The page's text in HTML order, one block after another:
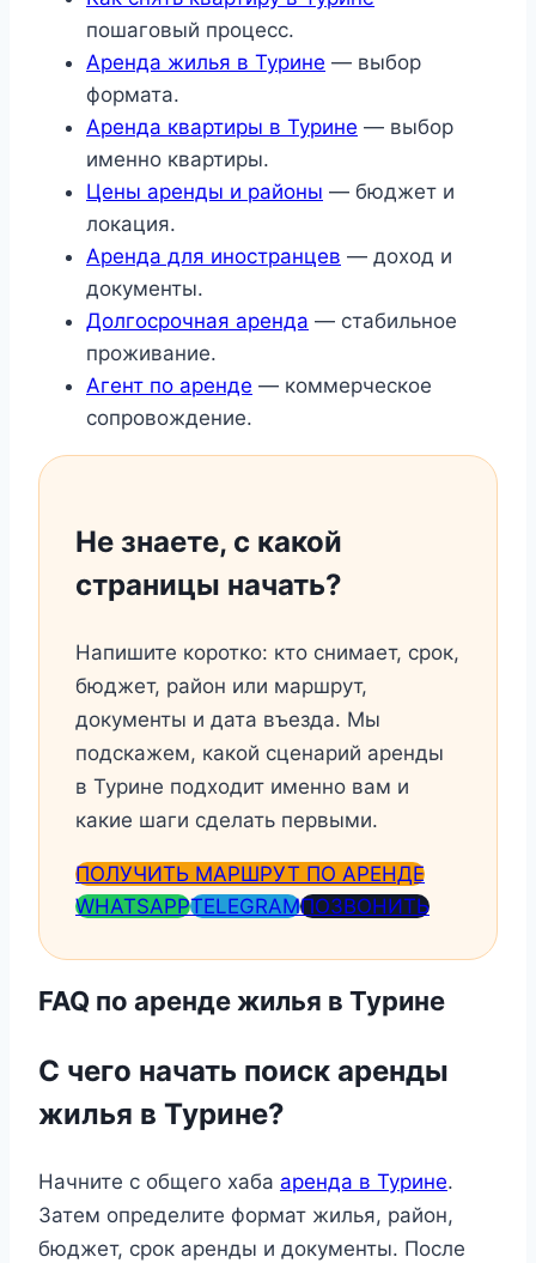
пошаговый процесс.
Аренда жилья в Турине — выбор
формата.
Аренда квартиры в Турине — выбор
именно квартиры.
Цены аренды и районы — бюджет и
локация.
Аренда для иностранцев — доход и
документы.
Долгосрочная аренда — стабильное
проживание.
Агент по аренде — коммерческое
сопровождение.
Не знаете, с какой
страницы начать?
Напишите коротко: кто снимает, срок,
бюджет, район или маршрут,
документы и дата въезда. Мы
подскажем, какой сценарий аренды
в Турине подходит именно вам и
какие шаги сделать первыми.
ПОЛУЧИТЬ МАРШРУТ ПО АРЕНДЕ
WHATSAPPTELEGRAMПОЗВОНИТЬ
FAQ по аренде жилья в Турине
С чего начать поиск аренды
жилья в Турине?
Начните с общего хаба аренда в Турине.
Затем определите формат жилья, район,
бюджет, срок аренды и документы. После